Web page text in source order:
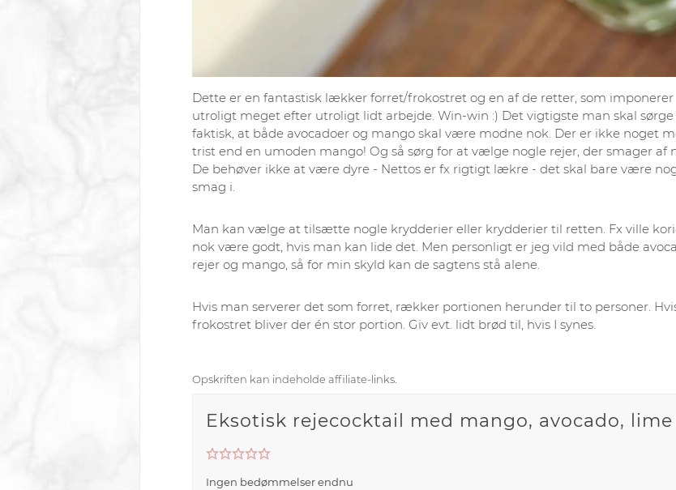
Dette er en fantastisk lækker forret/frokostret og en af de retter, som imponerer
utroligt meget efter utroligt lidt arbejde. Win-win :) Det vigtigste man skal sørge
faktisk, at både avocadoer og mango skal være modne nok. Der er ikke noget
trist end en umoden mango! Og så sørg for at vælge nogle rejer, der smager af
De behøver ikke at være dyre - Nettos er fx rigtigt lækre - det skal bare være
smag i.
Man kan vælge at tilsætte nogle krydderier eller krydderier til retten. Fx ville
nok være godt, hvis man kan lide det. Men personligt er jeg vild med både
rejer og mango, så for min skyld kan de sagtens stå alene.
Hvis man serverer det som forret, rækker portionen herunder til to personer.
frokostret bliver der én stor portion. Giv evt. lidt brød til, hvis I synes.
Opskriften kan indeholde affiliate-links.
Eksotisk rejecocktail med mango, avocado,
Ingen bedømmelser endnu